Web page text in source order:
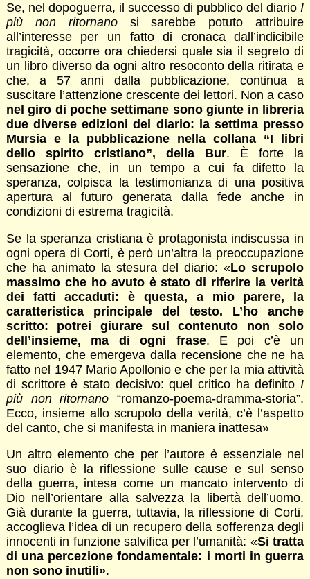
Se, nel dopoguerra, il successo di pubblico del diarioI
più non ritornanosi sarebbe potuto attribuire
all’interesse per un fatto di cronaca dall’indicibile
tragicità, occorre ora chiedersi quale sia il segreto di
un libro diverso da ogni altro resoconto della ritirata e
che, a 57 anni dalla pubblicazione, continua a
suscitare l’attenzione crescente dei lettori. Non a caso
nel giro di poche settimane sono giunte in libreria
due diverse edizioni del diario: la settima presso
Mursia e la pubblicazione nella collana “I libri
dello spirito cristiano”, della Bur. È forte la
sensazione che, in un tempo a cui fa difetto la
speranza, colpisca la testimonianza di una positiva
apertura al futuro generata dalla fede anche in
condizioni di estrema tragicità.
Se la speranza cristiana è protagonista indiscussa in
ogni opera di Corti, è però un’altra la preoccupazione
che ha animato la stesura del diario: «Lo scrupolo
massimo che ho avuto è stato di riferire la verità
dei fatti accaduti: è questa, a mio parere, la
caratteristica principale del testo. L’ho anche
scritto: potrei giurare sul contenuto non solo
dell’insieme, ma di ogni frase. E poi c’è un
elemento, che emergeva dalla recensione che ne ha
fatto nel 1947 Mario Apollonio e che per la mia attività
di scrittore è stato decisivo: quel critico ha definito I
più non ritornano “romanzo-poema-dramma-storia”.
Ecco, insieme allo scrupolo della verità, c’è l’aspetto
del canto, che si manifesta in maniera inattesa»
Un altro elemento che per l’autore è essenziale nel
suo diario è la riflessione sulle cause e sul senso
della guerra, intesa come un mancato intervento di
Dio nell’orientare alla salvezza la libertà dell’uomo.
Già durante la guerra, tuttavia, la riflessione di Corti,
accoglieva l’idea di un recupero della sofferenza degli
innocenti in funzione salvifica per l’umanità: «Si tratta
di una percezione fondamentale: i morti in guerra
non sono inutili».